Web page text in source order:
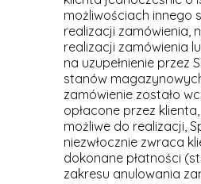
możliwościach innego
realizacji zamówienia,
realizacji zamówienia
na uzupełnienie przez
stanów
zamówienie zostało
opłacone przez
możliwe do realizacji,
niezwłocznie zwraca
dokonane płatności
zakresu anulowania